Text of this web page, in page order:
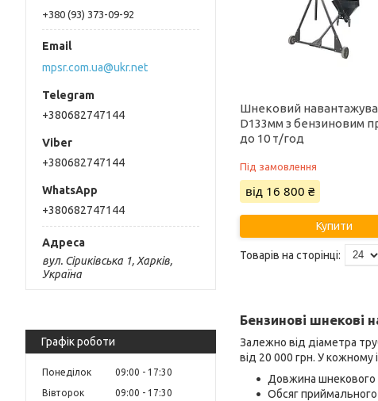
+380 (93) 373-09-92
mpsr.com.ua@ukr.net
+380682747144
+380682747144
+380682747144
вул. Сіриківська 1, Харків,
Україна
Графік роботи
Понеділок 09:00
17:30
Вівторок
09:00
17:30
Шнековий
D133мм з бензиновим
до 10 т/год
Під замовлення
від 16 800 ₴
Купити
Бензинові шнекові
Залежно від діаметра
від 20 000 грн. У кожному
Довжина шнекового
Обсяг приймального